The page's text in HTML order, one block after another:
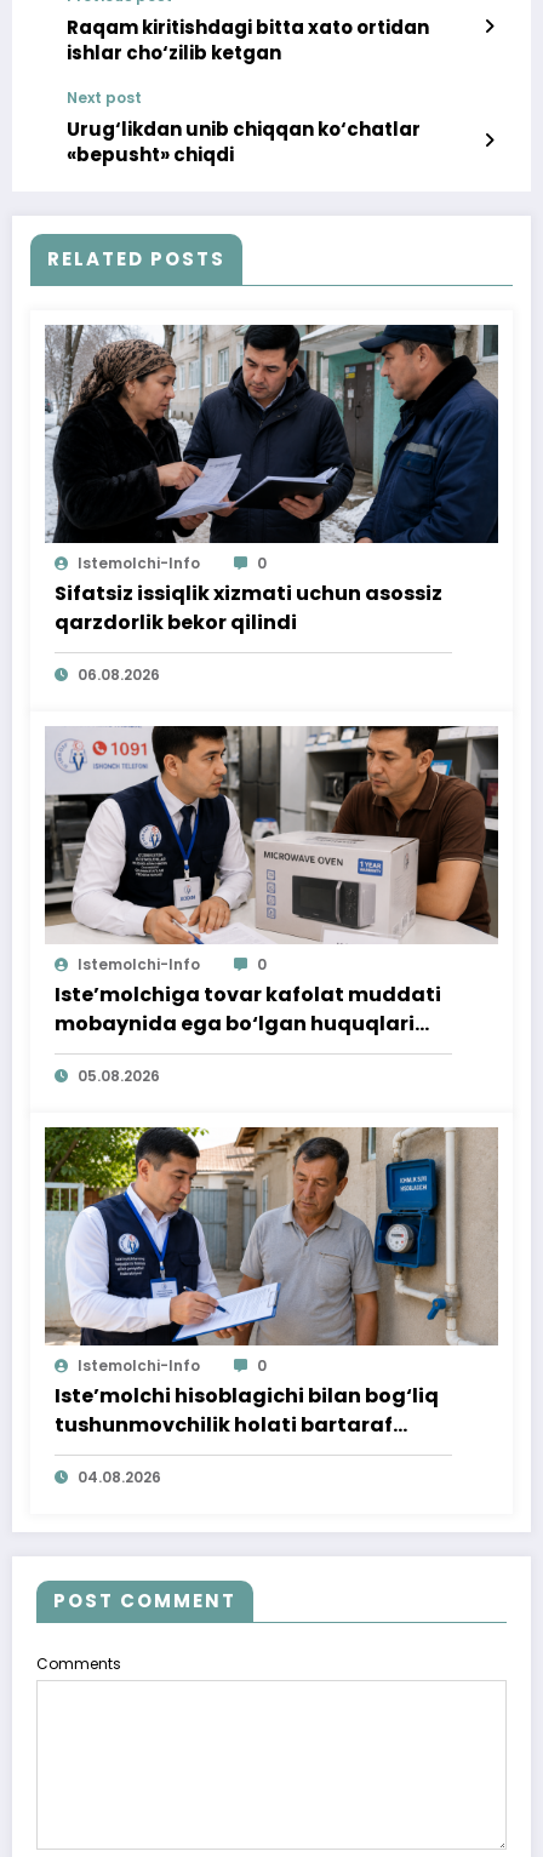
Raqam kiritishdagi bitta xato ortidan
ishlar cho‘zilib ketgan
Next post
Urug‘likdan unib chiqqan ko‘chatlar
«bepusht» chiqdi
RELATED POSTS
Istemolchi-Info 0
Sifatsiz issiqlik xizmati uchun asossiz
qarzdorlik bekor qilindi
06.08.2026
Istemolchi-Info 0
Iste’molchiga tovar kafolat muddati
mobaynida ega bo‘lgan huquqlari
ta’minlab berildi
05.08.2026
Istemolchi-Info 0
Iste’molchi hisoblagichi bilan bog‘liq
tushunmovchilik holati bartaraf
qilindi
04.08.2026
POST COMMENT
Comments